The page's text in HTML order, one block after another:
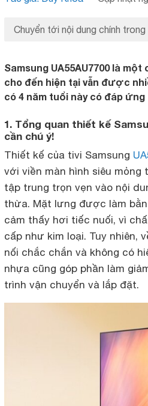
Chuyển tới nội dung chính trong
Samsung UA55AU7700 là
cho đến hiện tại vẫn được
có 4 năm tuổi này có đáp
1. Tổng quan thiết kế
cần chú ý!
Thiết kế của tivi Samsung
với viền màn hình siêu
tập trung trọn vẹn vào nội
thừa. Mặt lưng được làm
cảm thấy hơi tiếc nuối, vì
cấp như kim loại. Tuy nhiên,
nối chắc chắn và không có
nhựa cũng góp phần làm
trình vận chuyển và lắp đặt.